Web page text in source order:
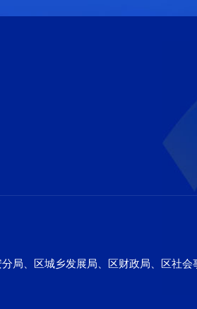
局、区城乡发展局、区财政局、区社会